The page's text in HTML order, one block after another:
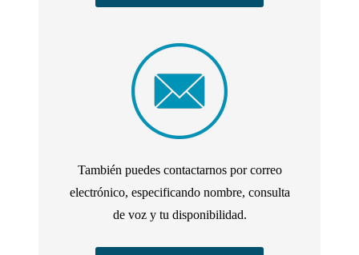
También puedes contactarnos por correo
electrónico, especificando nombre, consulta
de voz y tu disponibilidad.